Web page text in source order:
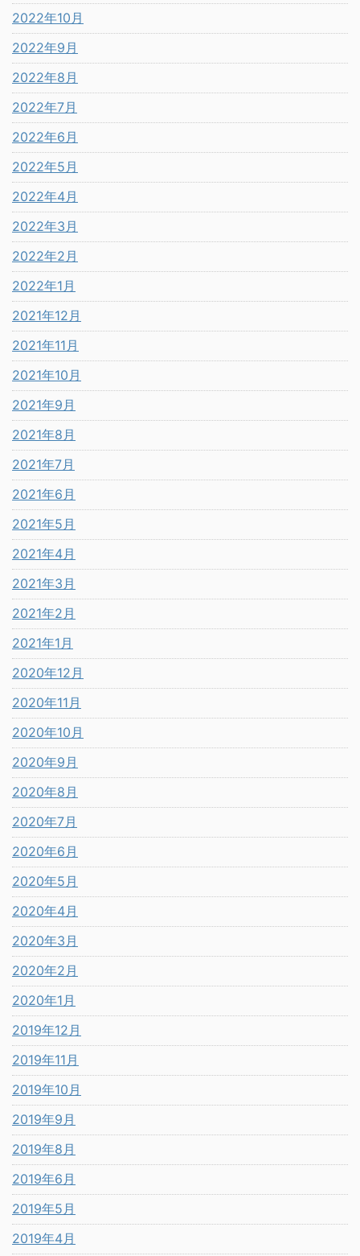
2022年10月
2022年9月
2022年8月
2022年7月
2022年6月
2022年5月
2022年4月
2022年3月
2022年2月
2022年1月
2021年12月
2021年11月
2021年10月
2021年9月
2021年8月
2021年7月
2021年6月
2021年5月
2021年4月
2021年3月
2021年2月
2021年1月
2020年12月
2020年11月
2020年10月
2020年9月
2020年8月
2020年7月
2020年6月
2020年5月
2020年4月
2020年3月
2020年2月
2020年1月
2019年12月
2019年11月
2019年10月
2019年9月
2019年8月
2019年6月
2019年5月
2019年4月